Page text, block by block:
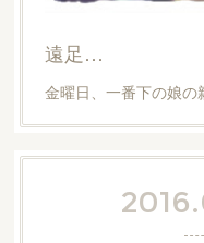
遠足…
金曜日、一番下の娘の